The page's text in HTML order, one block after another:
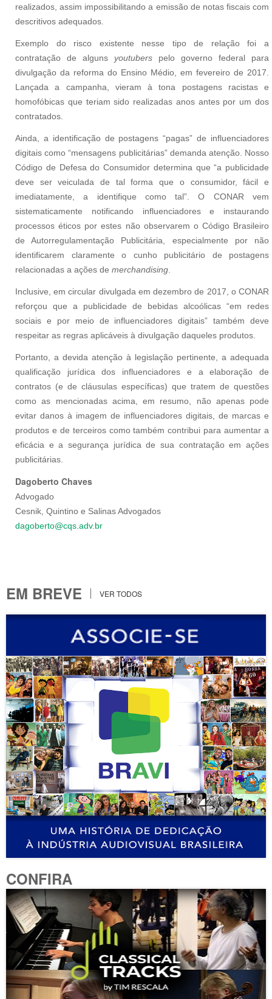
realizados, assim impossibilitando a emissão de notas fiscais com
descritivos adequados.
Exemplo do risco existente nesse tipo de relação foi a
contratação de alguns youtubers pelo governo federal para
divulgação da reforma do Ensino Médio, em fevereiro de 2017.
Lançada a campanha, vieram à tona postagens racistas e
homofóbicas que teriam sido realizadas anos antes por um dos
contratados.
Ainda, a identificação de postagens “pagas” de influenciadores
digitais como “mensagens publicitárias” demanda atenção. Nosso
Código de Defesa do Consumidor determina que “a publicidade
deve ser veiculada de tal forma que o consumidor, fácil e
imediatamente, a identifique como tal”. O CONAR vem
sistematicamente notificando influenciadores e instaurando
processos éticos por estes não observarem o Código Brasileiro
de Autorregulamentação Publicitária, especialmente por não
identificarem claramente o cunho publicitário de postagens
relacionadas a ações de merchandising
Inclusive, em circular divulgada em dezembro de 2017, o CONAR
reforçou que a publicidade de bebidas alcoólicas “em redes
sociais e por meio de influenciadores digitais” também deve
respeitar as regras aplicáveis à divulgação daqueles produtos.
Portanto, a devida atenção à legislação pertinente, a adequada
qualificação jurídica dos influenciadores e a elaboração de
contratos (e de cláusulas específicas) que tratem de questões
como as mencionadas acima, em resumo, não apenas pode
evitar danos à imagem de influenciadores digitais, de marcas e
produtos e de terceiros como também contribui para aumentar a
eficácia e a segurança jurídica de sua contratação em ações
publicitárias.
Dagoberto Chaves
Advogado
Cesnik, Quintino e Salinas Advogados
dagoberto@cqs.adv.br
EM BREVE VER TODOS
CONFIRA